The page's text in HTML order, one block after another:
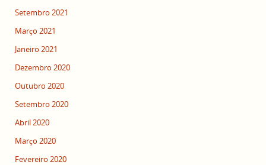
Setembro 2021
Março 2021
Janeiro 2021
Dezembro 2020
Outubro 2020
Setembro 2020
Abril 2020
Março 2020
Fevereiro 2020